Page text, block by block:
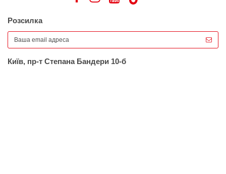
Розсилка
Київ, пр-т Степана Бандери 10-б